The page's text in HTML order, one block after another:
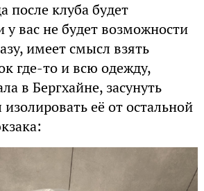
после клуба будет
у вас не будет возможности
имеет смысл взять
где-то и всю одежду,
в Бергхайне, засунуть
её от остальной